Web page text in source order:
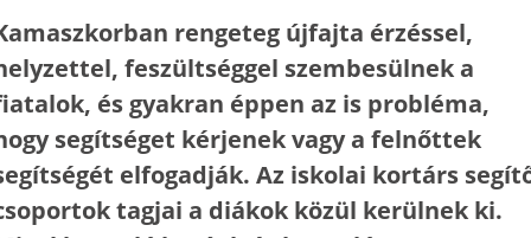
rengeteg újfajta érzéssel,
feszültséggel szembesülnek a
és gyakran éppen az is probléma,
segítséget kérjenek vagy a felnőttek
elfogadják. Az iskolai kortárs
tagjai a diákok közül kerülnek ki.